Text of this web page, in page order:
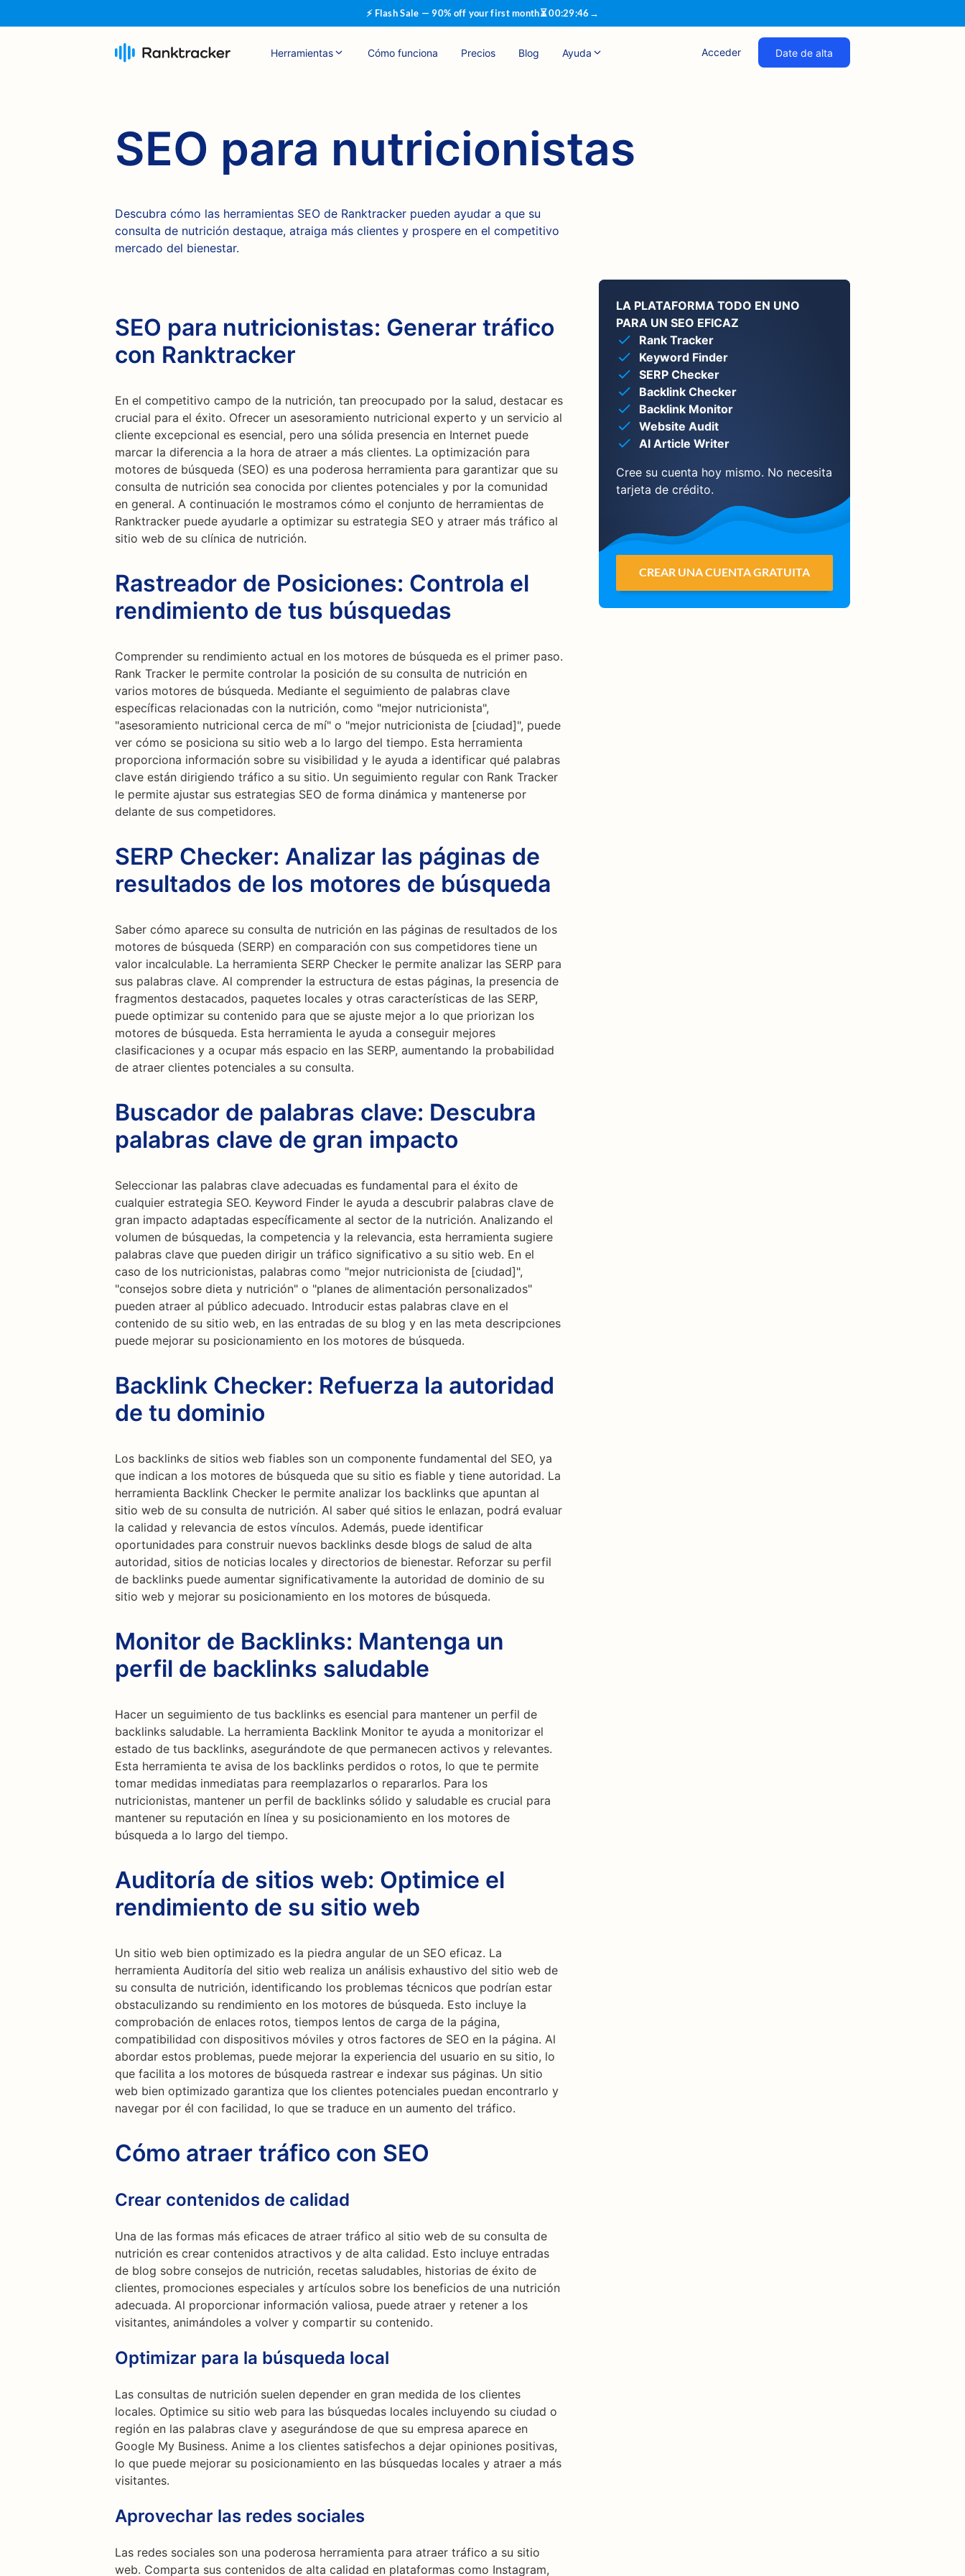
⚡ Flash Sale — 90% off your first month⏳00:29:45 →
Herramientas Cómo funciona Precios Blog Ayuda Acceder Date de alta
SEO para nutricionistas
Descubra cómo las herramientas SEO de Ranktracker pueden ayudar a que su
consulta de nutrición destaque, atraiga más clientes y prospere en el competitivo
mercado del bienestar.
SEO para nutricionistas: Generar tráfico
con Ranktracker
En el competitivo campo de la nutrición, tan preocupado por la salud, destacar es
crucial para el éxito. Ofrecer un asesoramiento nutricional experto y un servicio al
cliente excepcional es esencial, pero una sólida presencia en Internet puede
marcar la diferencia a la hora de atraer a más clientes. La optimización para
motores de búsqueda (SEO) es una poderosa herramienta para garantizar que su
consulta de nutrición sea conocida por clientes potenciales y por la comunidad
en general. A continuación le mostramos cómo el conjunto de herramientas de
Ranktracker puede ayudarle a optimizar su estrategia SEO y atraer más tráfico al
sitio web de su clínica de nutrición.
Rastreador de Posiciones: Controla el
rendimiento de tus búsquedas
Comprender su rendimiento actual en los motores de búsqueda es el primer paso.
Rank Tracker le permite controlar la posición de su consulta de nutrición en
varios motores de búsqueda. Mediante el seguimiento de palabras clave
específicas relacionadas con la nutrición, como "mejor nutricionista",
"asesoramiento nutricional cerca de mí" o "mejor nutricionista de [ciudad]", puede
ver cómo se posiciona su sitio web a lo largo del tiempo. Esta herramienta
proporciona información sobre su visibilidad y le ayuda a identificar qué palabras
clave están dirigiendo tráfico a su sitio. Un seguimiento regular con Rank Tracker
le permite ajustar sus estrategias SEO de forma dinámica y mantenerse por
delante de sus competidores.
SERP Checker: Analizar las páginas de
resultados de los motores de búsqueda
Saber cómo aparece su consulta de nutrición en las páginas de resultados de los
motores de búsqueda (SERP) en comparación con sus competidores tiene un
valor incalculable. La herramienta SERP Checker le permite analizar las SERP para
sus palabras clave. Al comprender la estructura de estas páginas, la presencia de
fragmentos destacados, paquetes locales y otras características de las SERP,
puede optimizar su contenido para que se ajuste mejor a lo que priorizan los
motores de búsqueda. Esta herramienta le ayuda a conseguir mejores
clasificaciones y a ocupar más espacio en las SERP, aumentando la probabilidad
de atraer clientes potenciales a su consulta.
Buscador de palabras clave: Descubra
palabras clave de gran impacto
Seleccionar las palabras clave adecuadas es fundamental para el éxito de
cualquier estrategia SEO. Keyword Finder le ayuda a descubrir palabras clave de
gran impacto adaptadas específicamente al sector de la nutrición. Analizando el
volumen de búsquedas, la competencia y la relevancia, esta herramienta sugiere
palabras clave que pueden dirigir un tráfico significativo a su sitio web. En el
caso de los nutricionistas, palabras como "mejor nutricionista de [ciudad]",
"consejos sobre dieta y nutrición" o "planes de alimentación personalizados"
pueden atraer al público adecuado. Introducir estas palabras clave en el
contenido de su sitio web, en las entradas de su blog y en las meta descripciones
puede mejorar su posicionamiento en los motores de búsqueda.
Backlink Checker: Refuerza la autoridad
de tu dominio
Los backlinks de sitios web fiables son un componente fundamental del SEO, ya
que indican a los motores de búsqueda que su sitio es fiable y tiene autoridad. La
herramienta Backlink Checker le permite analizar los backlinks que apuntan al
sitio web de su consulta de nutrición. Al saber qué sitios le enlazan, podrá evaluar
la calidad y relevancia de estos vínculos. Además, puede identificar
oportunidades para construir nuevos backlinks desde blogs de salud de alta
autoridad, sitios de noticias locales y directorios de bienestar. Reforzar su perfil
de backlinks puede aumentar significativamente la autoridad de dominio de su
sitio web y mejorar su posicionamiento en los motores de búsqueda.
Monitor de Backlinks: Mantenga un
perfil de backlinks saludable
Hacer un seguimiento de tus backlinks es esencial para mantener un perfil de
backlinks saludable. La herramienta Backlink Monitor te ayuda a monitorizar el
estado de tus backlinks, asegurándote de que permanecen activos y relevantes.
Esta herramienta te avisa de los backlinks perdidos o rotos, lo que te permite
tomar medidas inmediatas para reemplazarlos o repararlos. Para los
nutricionistas, mantener un perfil de backlinks sólido y saludable es crucial para
mantener su reputación en línea y su posicionamiento en los motores de
búsqueda a lo largo del tiempo.
Auditoría de sitios web: Optimice el
rendimiento de su sitio web
Un sitio web bien optimizado es la piedra angular de un SEO eficaz. La
herramienta Auditoría del sitio web realiza un análisis exhaustivo del sitio web de
su consulta de nutrición, identificando los problemas técnicos que podrían estar
obstaculizando su rendimiento en los motores de búsqueda. Esto incluye la
comprobación de enlaces rotos, tiempos lentos de carga de la página,
compatibilidad con dispositivos móviles y otros factores de SEO en la página. Al
abordar estos problemas, puede mejorar la experiencia del usuario en su sitio, lo
que facilita a los motores de búsqueda rastrear e indexar sus páginas. Un sitio
web bien optimizado garantiza que los clientes potenciales puedan encontrarlo y
navegar por él con facilidad, lo que se traduce en un aumento del tráfico.
Cómo atraer tráfico con SEO
Crear contenidos de calidad
Una de las formas más eficaces de atraer tráfico al sitio web de su consulta de
nutrición es crear contenidos atractivos y de alta calidad. Esto incluye entradas
de blog sobre consejos de nutrición, recetas saludables, historias de éxito de
clientes, promociones especiales y artículos sobre los beneficios de una nutrición
adecuada. Al proporcionar información valiosa, puede atraer y retener a los
visitantes, animándoles a volver y compartir su contenido.
Optimizar para la búsqueda local
Las consultas de nutrición suelen depender en gran medida de los clientes
locales. Optimice su sitio web para las búsquedas locales incluyendo su ciudad o
región en las palabras clave y asegurándose de que su empresa aparece en
Google My Business. Anime a los clientes satisfechos a dejar opiniones positivas,
lo que puede mejorar su posicionamiento en las búsquedas locales y atraer a más
visitantes.
Aprovechar las redes sociales
Las redes sociales son una poderosa herramienta para atraer tráfico a su sitio
web. Comparta sus contenidos de alta calidad en plataformas como Instagram,
LA PLATAFORMA TODO EN UNO
PARA UN SEO EFICAZ
Rank Tracker
Keyword Finder
SERP Checker
Backlink Checker
Backlink Monitor
Website Audit
AI Article Writer
Cree su cuenta hoy mismo. No necesita
tarjeta de crédito.
CREAR UNA CUENTA GRATUITA